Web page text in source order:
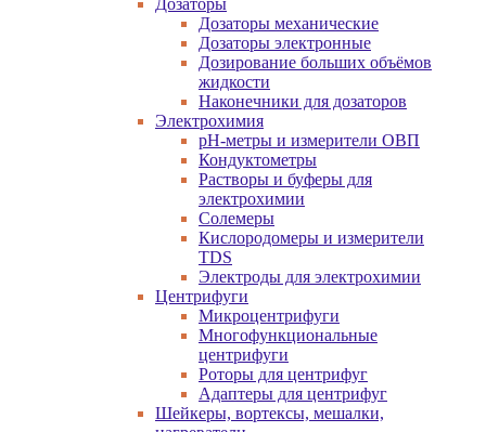
Дозаторы
Дозаторы механические
Дозаторы электронные
Дозирование больших объёмов
жидкости
Наконечники для дозаторов
Электрохимия
pH-метры и измерители ОВП
Кондуктометры
Растворы и буферы для
электрохимии
Солемеры
Кислородомеры и измерители
TDS
Электроды для электрохимии
Центрифуги
Микроцентрифуги
Многофункциональные
центрифуги
Роторы для центрифуг
Адаптеры для центрифуг
Шейкеры, вортексы, мешалки,